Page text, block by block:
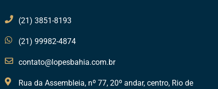
(21) 3851-8193
(21) 99982-4874
contato@lopesbahia.com.br
Rua da Assembleia, nº 77, 20º andar, centro, Rio de